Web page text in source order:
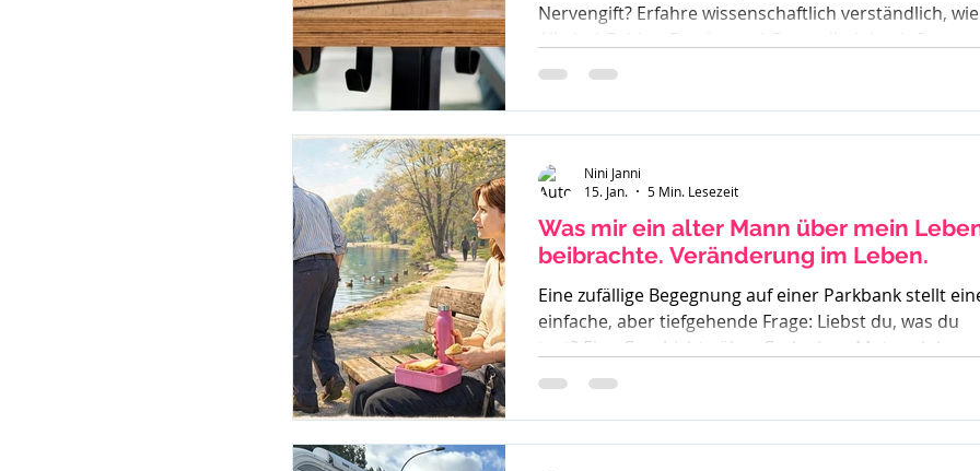
Nervengift? Erfahre wissenschaftlich verständlich, wie
Alkohol Gehirn, Psyche und Gesundheit beeinflusst –
inklusive Sucht, Craving und Trinkertypen nach Jellinek.
Was mir ein alter Mann über mein
beibrachte. Veränderung im Leben.
Eine zufällige Begegnung auf einer Parkbank stellt
einfache, aber tiefgehende Frage: Liebst du, was du
tust? Eine Geschichte über Gedanken, Mut und den
ersten Schritt zur Veränderung.
Nini Janni
15. Jan.
5 Min. Lesezeit